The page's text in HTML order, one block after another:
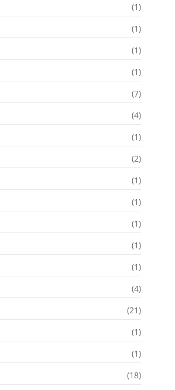
(1)
(1)
(1)
(1)
(7)
(4)
(1)
(2)
(1)
(1)
(1)
(1)
(1)
(4)
(21)
(1)
(1)
(18)